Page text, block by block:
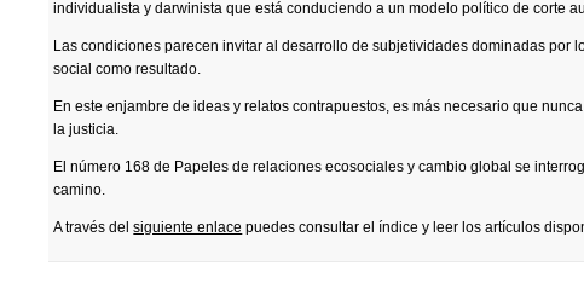
individualista y darwinista que está conduciendo a un modelo político de corte
Las condiciones parecen invitar al desarrollo de subjetividades dominadas
social como resultado.
En este enjambre de ideas y relatos contrapuestos, es más necesario que
la justicia.
El número 168 de Papeles de relaciones ecosociales y cambio global se
camino.
A través delsiguiente enlace puedes consultar el índice y leer los artículos